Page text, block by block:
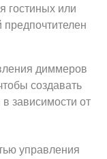
гостиных или
диммеров
создавать
зависимости от
управления